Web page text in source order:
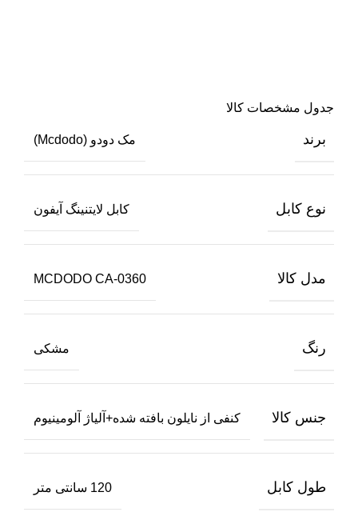
جدول مشخصات کالا
برند مک دودو (Mcdodo)
نوع کابل کابل لایتنینگ آیفون
مدل كالا MCDODO CA-0360
رنگ مشکی
جنس کالا کنفی از نایلون بافته شده+آلیاژ آلومینیوم
طول کابل 120 سانتی متر